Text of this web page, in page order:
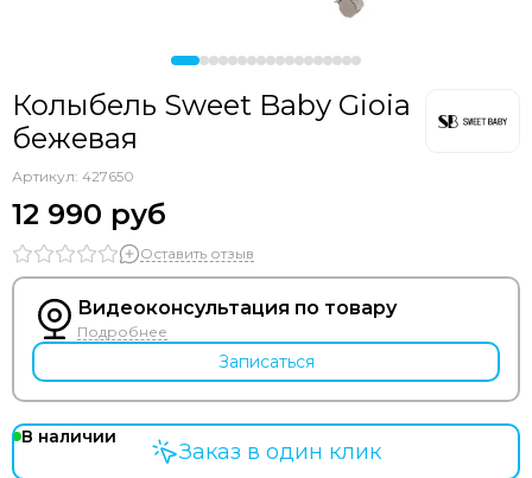
Колыбель Sweet Baby Gioia
бежевая
Артикул: 427650
12 990 руб
Оставить отзыв
Видеоконсультация по товару
Подробнее
Записаться
В наличии
Заказ в один клик